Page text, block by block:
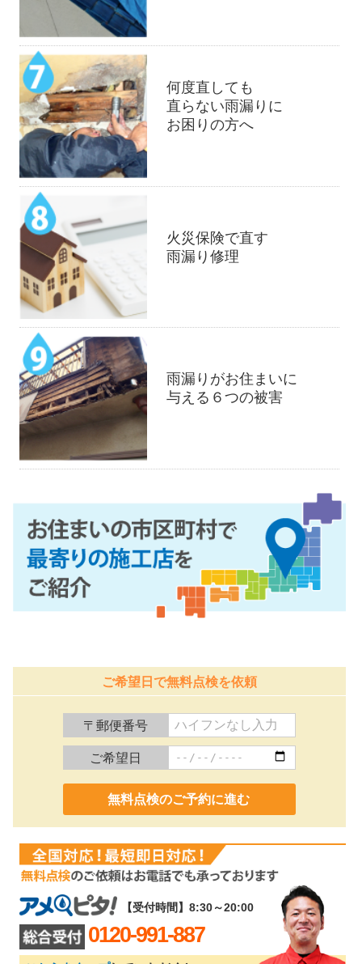
何度直しても
直らない雨漏りに
お困りの方へ
火災保険で直す
雨漏り修理
雨漏りがお住まいに
与える６つの被害
ご希望日で無料点検を依頼
〒郵便番号
ご希望日
0120-991-887
【受付時間】8:30～20:00
0120-991-887